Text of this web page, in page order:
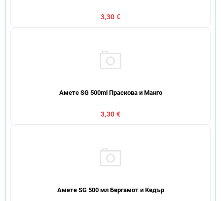
3,30 €
Амете SG 500ml Праскова и Манго
3,30 €
Амете SG 500 мл Бергамот и Кедър